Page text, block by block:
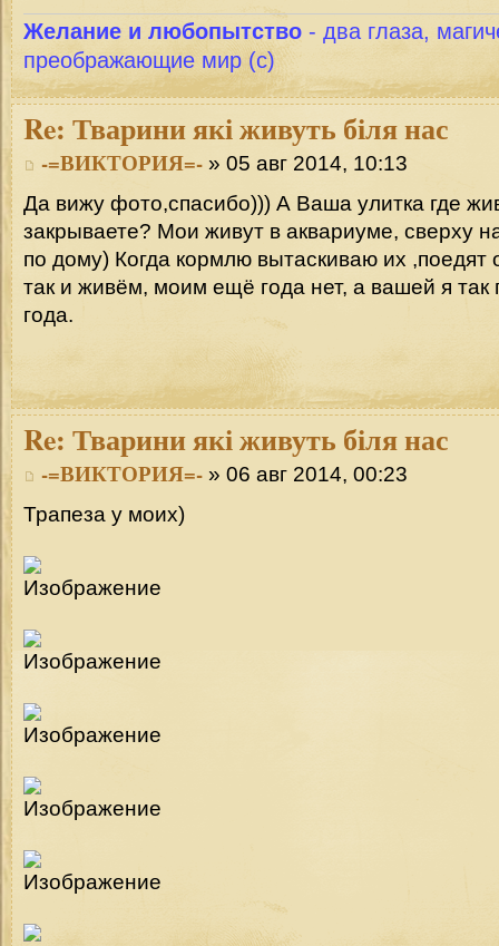
Желание и любопытство - два глаза,
преображающие мир (с)
Re: Тварини які живуть біля нас
-=ВИКТОРИЯ=- » 05 авг 2014, 10:13
Да вижу фото,спасибо))) А Ваша улитка где
закрываете? Мои живут в аквариуме, сверху
по дому) Когда кормлю вытаскиваю их ,поедят
так и живём, моим ещё года нет, а вашей я
года.
Re: Тварини які живуть біля нас
-=ВИКТОРИЯ=- » 06 авг 2014, 00:23
Трапеза у моих)